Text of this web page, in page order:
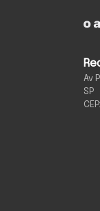
Av
SP